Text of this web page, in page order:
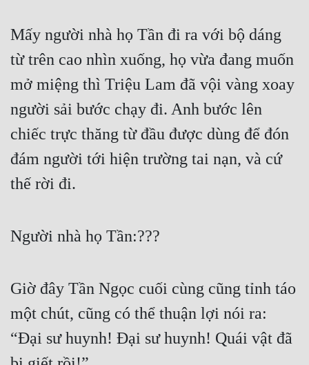
Mấy người nhà họ Tần đi ra với bộ dáng
từ trên cao nhìn xuống, họ vừa đang muốn
mở miệng thì Triệu Lam đã vội vàng xoay
người sải bước chạy đi. Anh bước lên
chiếc trực thăng từ đầu được dùng để đón
đám người tới hiện trường tai nạn, và cứ
thế rời đi.
Người nhà họ Tần:???
Giờ đây Tần Ngọc cuối cùng cũng tỉnh táo
một chút, cũng có thể thuận lợi nói ra:
“Đại sư huynh! Đại sư huynh! Quái vật đã